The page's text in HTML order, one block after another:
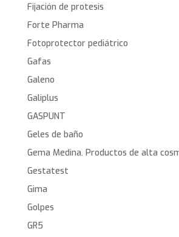
Fijación de protesis
Forte Pharma
Fotoprotector pediátrico
Gafas
Galeno
Galiplus
GASPUNT
Geles de baño
Gema Medina. Productos de alta
Gestatest
Gima
Golpes
GR5